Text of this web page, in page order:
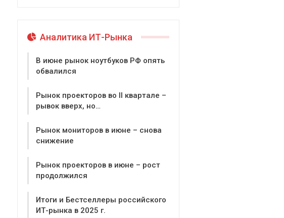
Аналитика ИТ-Рынка
В июне рынок ноутбуков РФ опять
обвалился
Рынок проекторов во II квартале –
рывок вверх, но…
Рынок мониторов в июне – снова
снижение
Рынок проекторов в июне – рост
продолжился
Итоги и Бестселлеры российского
ИТ-рынка в 2025 г.